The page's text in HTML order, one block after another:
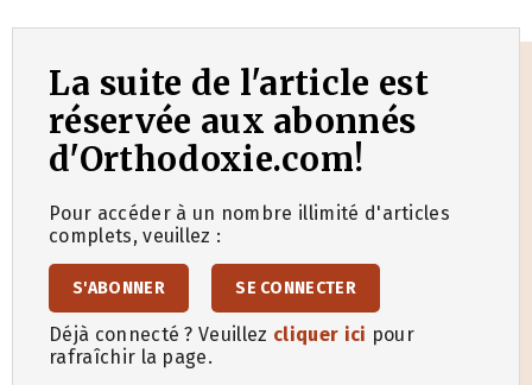
La suite de l'article est
réservée aux abonnés
d'Orthodoxie.com!
Pour accéder à un nombre illimité d'articles
complets, veuillez :
S'ABONNER SE CONNECTER
Déjà connecté ? Veuillez cliquer ici pour
rafraîchir la page.